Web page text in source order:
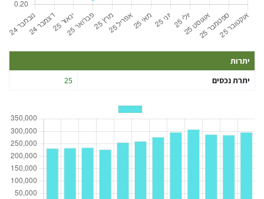
יתרות
יתרת נכסים
25